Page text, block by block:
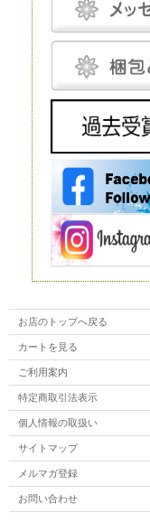
ザーブドフラワーと比
魅力は、やはりその生
元々、寿命が短いとい
合、1～2週間で寿命を
飾ることを考えるとデ
スプレイとして使われ
高価で、また、当然な
造花は、実在するお花
ブドフラワーが原材料
などを使いますので、
インテリアやフラワー
リティを持つ造花は、
ルックスや質感につい
ん。 もちろん、何も手
は、この造花の大きな
ドライフラワー
ドライフラワーは、プ
す。文字どおり、生花
ことは、このドライフ
お店のトップへ戻る
カートを見る
ご利用案内
特定商取引法表示
個人情報の取扱い
サイトマップ
メルマガ登録
お問い合わせ